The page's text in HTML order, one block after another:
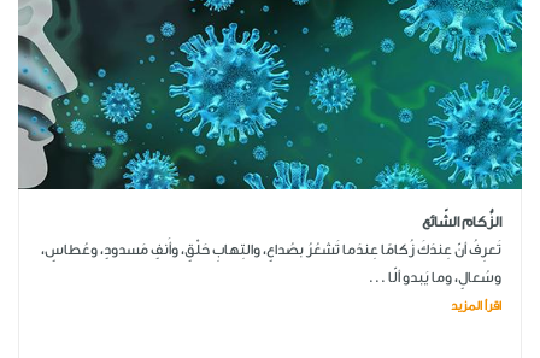
الزُّكام الشّائع
تَعرِفُ أنّ عِندَكَ زُكامًا عِندَما تَشعُرُ بصُداعٍ، والتِهابِ حَلْقٍ، وأَنفٍ مَسدودٍ، وعُطاسٍ،
وسُعالٍ، وما يَبدو ألّا ...
اقرأ المزيد